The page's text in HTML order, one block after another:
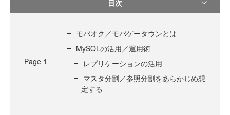
目次
Page 1
モバオク／モバゲータウンとは
MySQLの活用／運用術
レプリケーションの活用
マスタ分割／参照分割をあらかじめ想
定する